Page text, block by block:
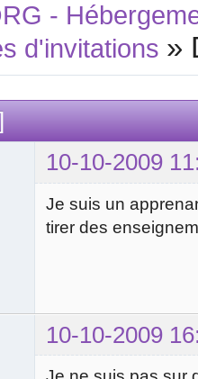
-
d'invitations »
10-10-2009
Je suis un
tirer des
10-10-2009